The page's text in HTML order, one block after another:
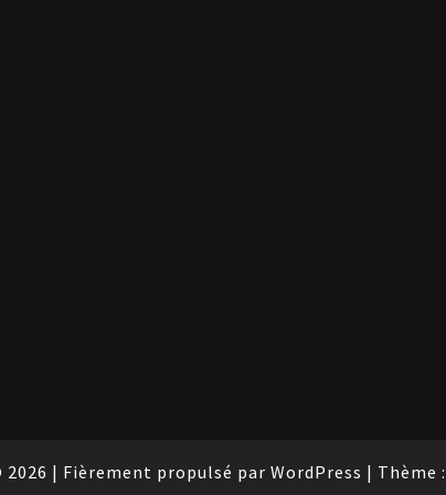
2026 | Fièrement propulsé par WordPress | Thème :